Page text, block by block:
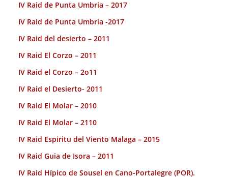
IV Raid de Punta Umbria – 2017
IV Raid de Punta Umbria -2017
IV Raid del desierto – 2011
IV Raid El Corzo – 2011
IV Raid el Corzo – 2o11
IV Raid el Desierto- 2011
IV Raid El Molar – 2010
IV Raid El Molar – 2110
IV Raid Espiritu del Viento Malaga – 2015
IV Raid Guia de Isora – 2011
IV Raid Hípico de Sousel en Cano-Portalegre (POR).